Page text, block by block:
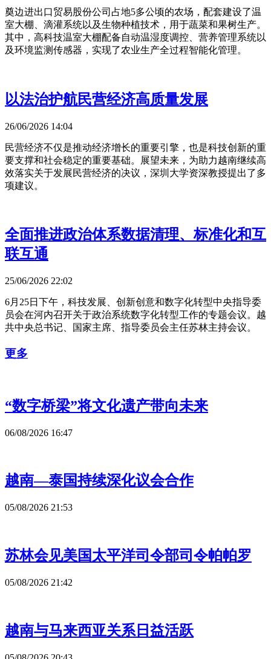
奠边进出口贸易股份公司占地5多公顷的农场，配套建设了温
室大棚、滴灌系统以及生物种植技术，用于蔬菜和果树生产。
其中，高科技温室大棚配备自动温湿度调控、营养管理系统以
及环境监测传感器，实现了农业生产全过程智能化管理。
以法治护航民营经济高质量发展
26/06/2026 14:04
民营经济不仅是推动经济增长的重要引擎，也是科技创新的重
要支撑和社会稳定的重要基础。展望未来，为助力越南继续高
效落实关于发展民营经济的决议，深圳大学资深教授提出了多
项建议。
全面推进政治体系数据清理、标准化和互
联互通
25/06/2026 22:02
6月25日下午，科技发展、创新创意和数字化转型中央指导委
员会在河内召开关于政治系统数字化转型工作的专题会议。越
共中央总书记、国家主席、指导委员会主任苏林主持会议。
更多
“数字桥梁”将文化遗产带向未来
06/08/2026 16:47
越南—泰国持续深化议会合作
05/08/2026 21:53
苏林会见美国太平洋司令部司令帕帕罗
05/08/2026 21:42
越南与马来西亚关系日益活跃